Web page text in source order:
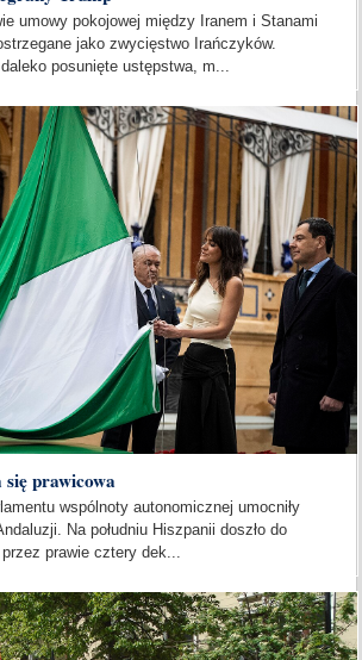
umowy pokojowej między Iranem i Stanami
jako zwycięstwo Irańczyków.
posunięte ustępstwa, m...
się prawicowa
wspólnoty autonomicznej umocniły
Na południu Hiszpanii doszło do
prawie cztery dek...